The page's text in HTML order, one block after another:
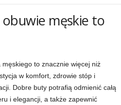
męskie to
to znacznie więcej niż
w komfort, zdrowie stóp i
Dobre buty potrafią odmienić całą
i elegancji, a także zapewnić